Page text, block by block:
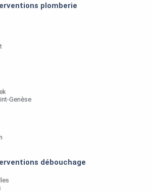
plomberie
Genèse
débouchage